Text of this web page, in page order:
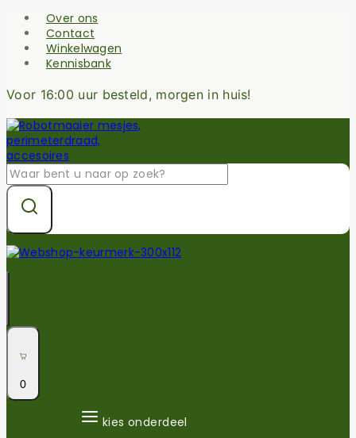
Skip
content
Over ons
Contact
Winkelwagen
Kennisbank
Voor 16:00 uur besteld, morgen in huis!
Zoek
naar:
0
kies onderdeel